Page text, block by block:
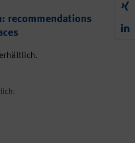
recommendations